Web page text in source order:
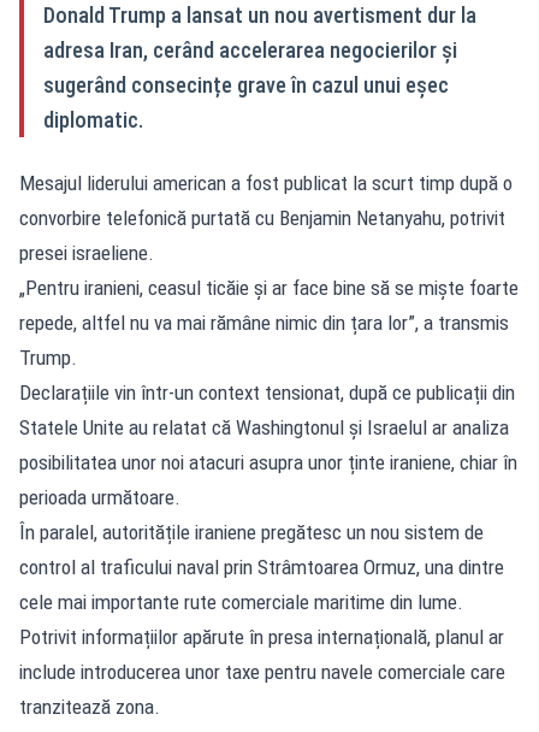
Donald Trump a lansat un nou avertisment dur la
adresa Iran, cerând accelerarea negocierilor și
sugerând consecințe grave în cazul unui eșec
diplomatic.
Mesajul liderului american a fost publicat la scurt timp după o
convorbire telefonică purtată cu Benjamin Netanyahu, potrivit
presei israeliene.
„Pentru iranieni, ceasul ticăie și ar face bine să se miște foarte
repede, altfel nu va mai rămâne nimic din țara lor”, a transmis
Trump.
Declarațiile vin într-un context tensionat, după ce publicații din
Statele Unite au relatat că Washingtonul și Israelul ar analiza
posibilitatea unor noi atacuri asupra unor ținte iraniene, chiar în
perioada următoare.
În paralel, autoritățile iraniene pregătesc un nou sistem de
control al traficului naval prin Strâmtoarea Ormuz, una dintre
cele mai importante rute comerciale maritime din lume.
Potrivit informațiilor apărute în presa internațională, planul ar
include introducerea unor taxe pentru navele comerciale care
tranzitează zona.